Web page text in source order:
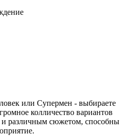
или Супермен - выбираете
колличество вариантов
различным сюжетом, способны